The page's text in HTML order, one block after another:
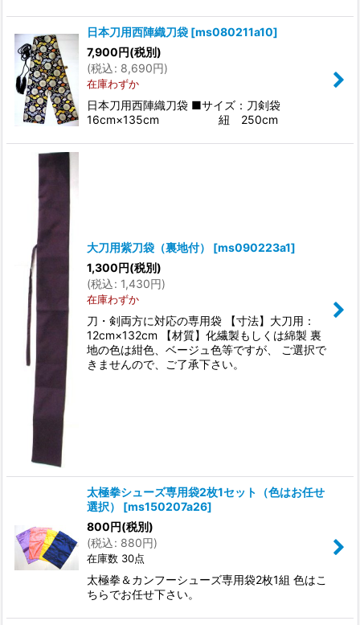
日本刀用西陣織刀袋 [ms080211a10]
7,900円(税別)
(税込: 8,690円)
在庫わずか
日本刀用西陣織刀袋 ■サイズ：刀剣袋
16cm×135cm 紐 250cm
大刀用紫刀袋（裏地付） [ms090223a1]
1,300円(税別)
(税込: 1,430円)
在庫わずか
刀・剣両方に対応の専用袋 【寸法】大刀用：
12cm×132cm 【材質】化繊製もしくは綿製 裏
地の色は紺色、ベージュ色等ですが、 ご選択で
きませんので、ご了承下さい。
太極拳シューズ専用袋2枚1セット（色はお任せ
選択）
[ms150207a26]
800円(税別)
(税込: 880円)
在庫数 30点
太極拳＆カンフーシューズ専用袋2枚1組 色はこ
ちらでお任せ下さい。